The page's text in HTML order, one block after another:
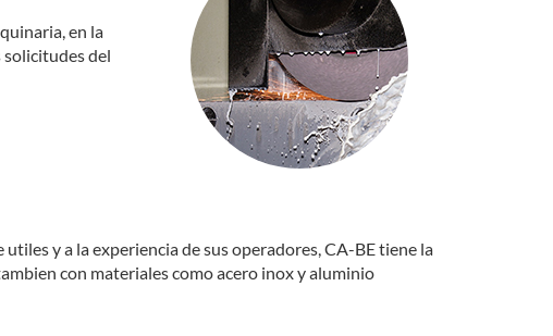
en la
del
y a la experiencia de sus operadores, CA-BE tiene la
con materiales como acero inox y aluminio